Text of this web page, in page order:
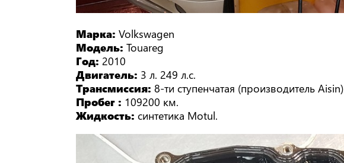
Марка:Volkswagen
Модель:Touareg
Год: 2010
Двигатель: 3 л. 249 л.с.
Трансмиссия:8-ти ступенчатая (производитель Aisin)
Пробег : 109200 км.
Жидкость:синтетика Motul.